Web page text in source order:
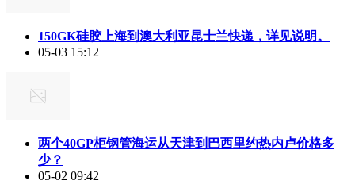
150GK硅胶上海到澳大利亚昆士兰快递，详见说明。
05-03 15:12
两个40GP柜钢管海运从天津到巴西里约热内卢价格多
少？
05-02 09:42